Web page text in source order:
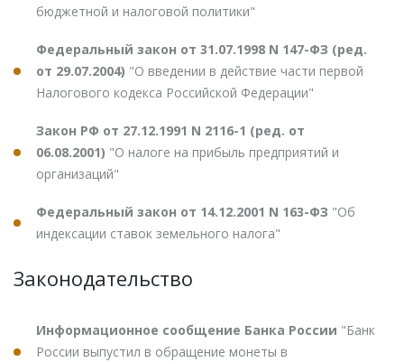
бюджетной и налоговой политики"
Федеральный закон от 31.07.1998 N 147-ФЗ (ред.
от 29.07.2004) "О введении в действие части первой
Налогового кодекса Российской Федерации"
Закон РФ от 27.12.1991 N 2116-1 (ред. от
06.08.2001) "О налоге на прибыль предприятий и
организаций"
Федеральный закон от 14.12.2001 N 163-ФЗ "Об
индексации ставок земельного налога"
Законодательство
Информационное сообщение Банка России "Банк
России выпустил в обращение монеты в